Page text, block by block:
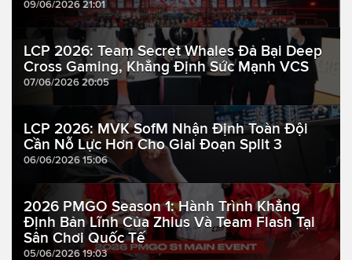
09/06/2026 21:01
LCP 2026: Team Secret Whales Đả Bại Deep
Cross Gaming, Khẳng Định Sức Mạnh VCS
07/06/2026 20:05
LCP 2026: MVK SofM Nhận Định Toàn Đội
Cần Nỗ Lực Hơn Cho Giai Đoạn Split 3
06/06/2026 15:06
2026 PMGO Season 1: Hành Trình Khẳng
Định Bản Lĩnh Của Zhius Và Team Flash Tại
Sân Chơi Quốc Tế
05/06/2026 19:03